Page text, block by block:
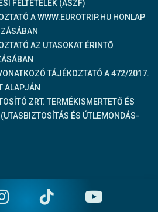
FELTÉTELEK (ÁSZF)
A WWW.EUROTRIP.HU HONLAP
AZ UTASOKAT ÉRINTŐ
TÁJÉKOZTATÓ A 472/2017.
ALAPJÁN
ZRT. TERMÉKISMERTETŐ ÉS
ÉS ÚTLEMONDÁS-